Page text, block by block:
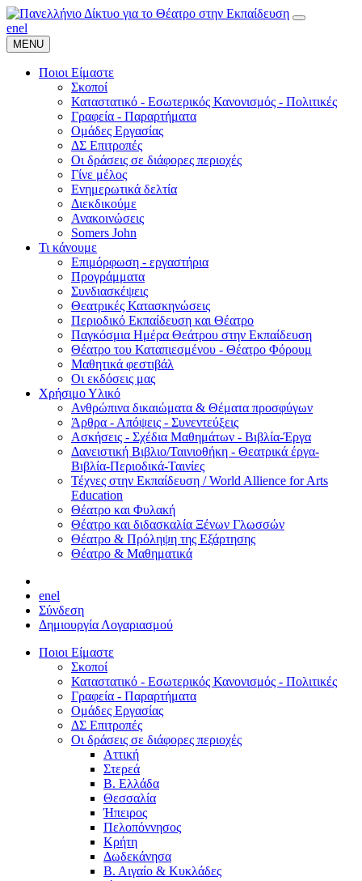
enel
MENU
Ποιοι Είμαστε
Σκοποί
Καταστατικό - Εσωτερικός Κανονισμός - Πολιτικές
Γραφεία - Παραρτήματα
Ομάδες Εργασίας
ΔΣ Επιτροπές
Οι δράσεις σε διάφορες περιοχές
Γίνε μέλος
Ενημερωτικά δελτία
Διεκδικούμε
Ανακοινώσεις
Somers John
Τι κάνουμε
Επιμόρφωση - εργαστήρια
Προγράμματα
Συνδιασκέψεις
Θεατρικές Κατασκηνώσεις
Περιοδικό Εκπαίδευση και Θέατρο
Παγκόσμια Ημέρα Θεάτρου στην Εκπαίδευση
Θέατρο του Καταπιεσμένου - Θέατρο Φόρουμ
Μαθητικά φεστιβάλ
Οι εκδόσεις μας
Χρήσιμο Υλικό
Ανθρώπινα δικαιώματα & Θέματα προσφύγων
Άρθρα - Απόψεις - Συνεντεύξεις
Ασκήσεις - Σχέδια Μαθημάτων - Βιβλία-Έργα
Δανειστική Βιβλιο/Ταινιοθήκη - Θεατρικά έργα-
Βιβλία-Περιοδικά-Ταινίες
Τέχνες στην Εκπαίδευση / World Allience for Arts
Education
Θέατρο και Φυλακή
Θέατρο και διδασκαλία Ξένων Γλωσσών
Θέατρο & Πρόληψη της Εξάρτησης
Θέατρο & Μαθηματικά
enel
Σύνδεση
Δημιουργία Λογαριασμού
Ποιοι Είμαστε
Σκοποί
Καταστατικό - Εσωτερικός Κανονισμός - Πολιτικές
Γραφεία - Παραρτήματα
Ομάδες Εργασίας
ΔΣ Επιτροπές
Οι δράσεις σε διάφορες περιοχές
Αττική
Στερεά
Β. Ελλάδα
Θεσσαλία
Ήπειρος
Πελοπόννησος
Κρήτη
Δωδεκάνησα
Β. Αιγαίο & Κυκλάδες